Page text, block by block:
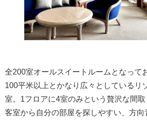
全200室オールスイートルームとなって
100平米以上とかなり広々としているリ
室。1フロアに4室のみという贅沢な間
客室から自分の部屋を探しやすい、方